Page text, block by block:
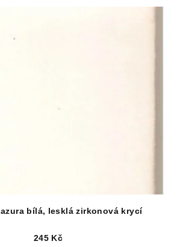
bílá, lesklá zirkonová krycí
245 Kč